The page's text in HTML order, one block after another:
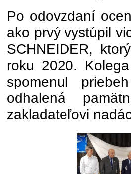
Po odovzdaní
ako prvý vystúpil
SCHNEIDER,
roku 2020.
spomenul
odhalená
zakladateľovi